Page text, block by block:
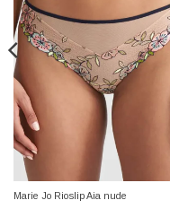
Marie Jo Rioslip Aia nude